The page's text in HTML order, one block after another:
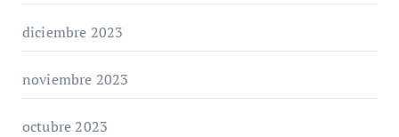
diciembre 2023
noviembre 2023
octubre 2023